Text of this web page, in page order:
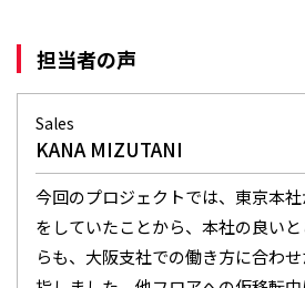
担当者の声
Sales
KANA MIZUTANI
今回のプロジェクトでは、東京本
をしていたことから、本社の良い
らも、大阪支社での働き方に合わ